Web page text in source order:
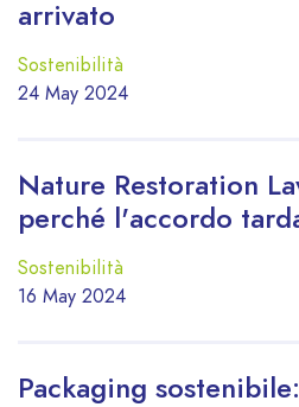
arrivato
Sostenibilità
24 May 2024
Nature Restoration
perché l'accordo
Sostenibilità
16 May 2024
Packaging